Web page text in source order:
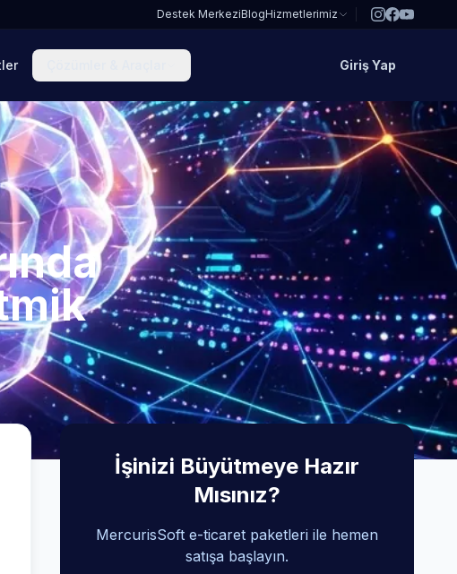
Destek MerkeziBlogHizmetlerimiz
Giriş Yap
İşinizi Büyütmeye Hazır
Mısınız?
MercurisSoft e-ticaret paketleri ile hemen
satışa başlayın.